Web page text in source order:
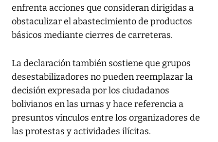
enfrenta acciones que consideran dirigidas a
obstaculizar el abastecimiento de productos
básicos mediante cierres de carreteras.
La declaración también sostiene que grupos
desestabilizadores no pueden reemplazar la
decisión expresada por los ciudadanos
bolivianos en las urnas y hace referencia a
presuntos vínculos entre los organizadores de
las protestas y actividades ilícitas.